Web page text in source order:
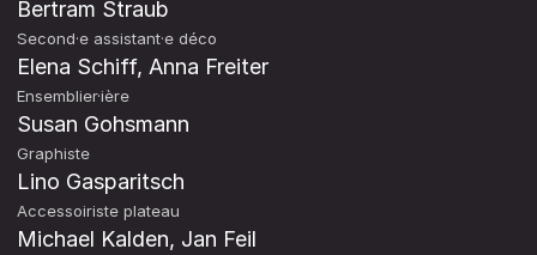
Bertram Straub
Second·e assistant·e déco
Elena Schiff, Anna Freiter
Ensemblier·ière
Susan Gohsmann
Graphiste
Lino Gasparitsch
Accessoiriste plateau
Michael Kalden, Jan Feil